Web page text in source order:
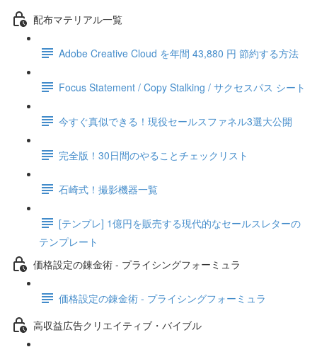
配布マテリアル一覧
Adobe Creative Cloud を年間 43,880 円 節約する方法
Focus Statement / Copy Stalking / サクセスパス シート
今すぐ真似できる！現役セールスファネル3選大公開
完全版！30日間のやることチェックリスト
石崎式！撮影機器一覧
[テンプレ] 1億円を販売する現代的なセールスレターの
テンプレート
価格設定の錬金術 - プライシングフォーミュラ
価格設定の錬金術 - プライシングフォーミュラ
高収益広告クリエイティブ・バイブル